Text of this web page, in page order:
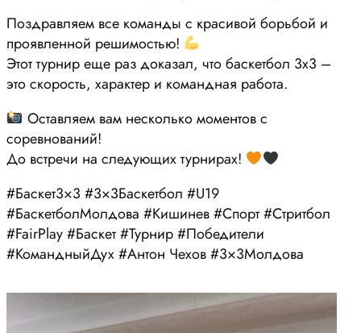
Поздравляем все команды с красивой борьбой и
проявленной решимостью!
Этот турнир еще раз доказал, что баскетбол 3х3 –
это скорость, характер и командная работа.
Оставляем вам несколько моментов с
соревнований!
До встречи на следующих турнирах!
#Баскет3×3 #3×3Баскетбол #U19
#БаскетболМолдова #Кишинев #Спорт #Стритбол
#FairPlay #Баскет #Турнир #Победители
#КомандныйДух #Антон Чехов #3×3Молдова